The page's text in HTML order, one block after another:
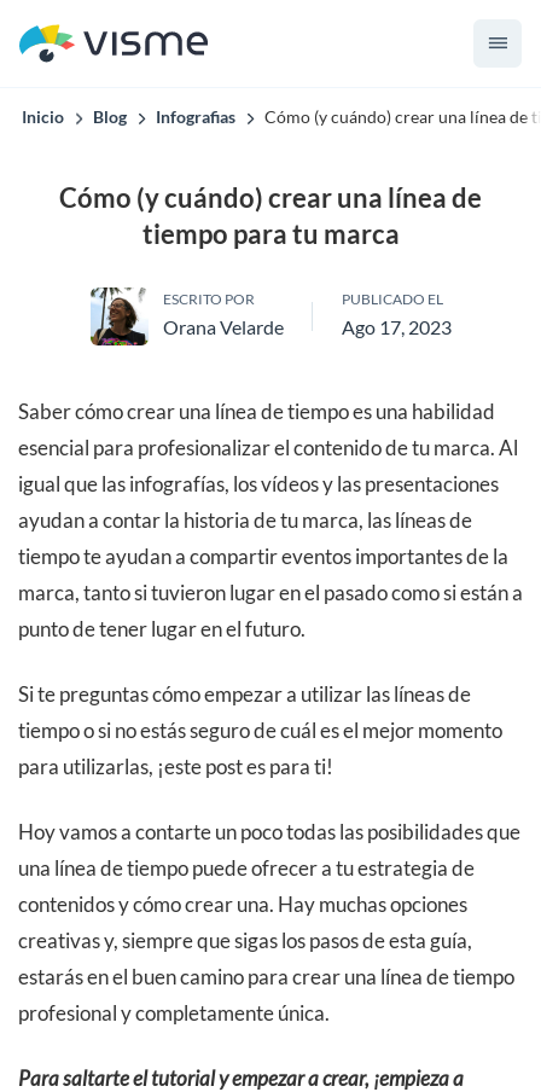
Inicio Blog Infografias Cómo (y cuándo) crear una línea de
Cómo (y cuándo) crear una línea de
tiempo para tu marca
ESCRITO POR
Orana Velarde
PUBLICADO EL
Ago 17, 2023
Saber cómo crear una línea de tiempo es una habilidad
esencial para profesionalizar el contenido de tu marca. Al
igual que las infografías, los vídeos y las presentaciones
ayudan a contar la historia de tu marca, las líneas de
tiempo te ayudan a compartir eventos importantes de la
marca, tanto si tuvieron lugar en el pasado como si están a
punto de tener lugar en el futuro.
Si te preguntas cómo empezar a utilizar las líneas de
tiempo o si no estás seguro de cuál es el mejor momento
para utilizarlas, ¡este post es para ti!
Hoy vamos a contarte un poco todas las posibilidades que
una línea de tiempo puede ofrecer a tu estrategia de
contenidos y cómo crear una. Hay muchas opciones
creativas y, siempre que sigas los pasos de esta guía,
estarás en el buen camino para crear una línea de tiempo
profesional y completamente única.
Para saltarte el tutorial y empezar a crear, ¡empieza a